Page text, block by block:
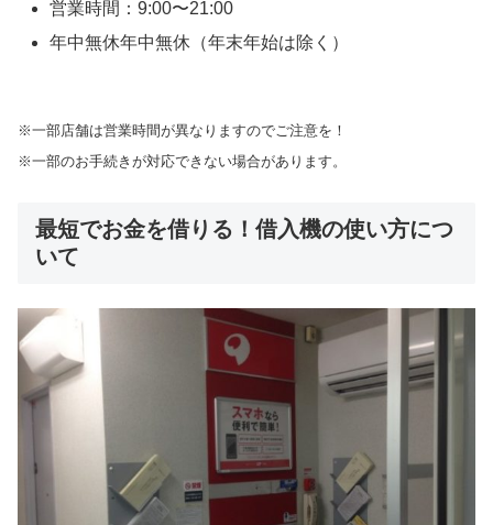
営業時間：9:00〜21:00
年中無休年中無休（年末年始は除く）
※一部店舗は営業時間が異なりますのでご注意を！
※一部のお手続きが対応できない場合があります。
最短でお金を借りる！借入機の使い方につ
いて